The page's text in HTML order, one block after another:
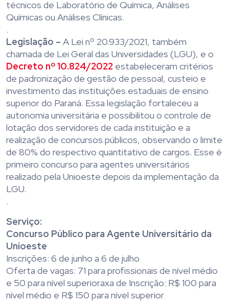
técnicos de Laboratório de Química, Análises
Químicas ou Análises Clínicas.
.
Legislação – A Lei nº 20.933/2021, também
chamada de Lei Geral das Universidades (LGU), e o
Decreto nº 10.824/2022 estabeleceram critérios
de padronização de gestão de pessoal, custeio e
investimento das instituições estaduais de ensino
superior do Paraná. Essa legislação fortaleceu a
autonomia universitária e possibilitou o controle de
lotação dos servidores de cada instituição e a
realização de concursos públicos, observando o limite
de 80% do respectivo quantitativo de cargos. Esse é
primeiro concurso para agentes universitários
realizado pela Unioeste depois da implementação da
LGU.
.
Serviço:
Concurso Público para Agente Universitário da
Unioeste
Inscrições: 6 de junho a 6 de julho
Oferta de vagas: 71 para profissionais de nível médio
e 50 para nível superioraxa de Inscrição: R$ 100 para
nível médio e R$ 150 para nível superior